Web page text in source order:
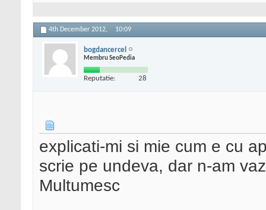
4th December 2012, 10:09
bogdancercel
Membru SeoPedia
Reputatie: 28
explicati-mi si mie cum e cu
scrie pe undeva, dar n-am
Multumesc